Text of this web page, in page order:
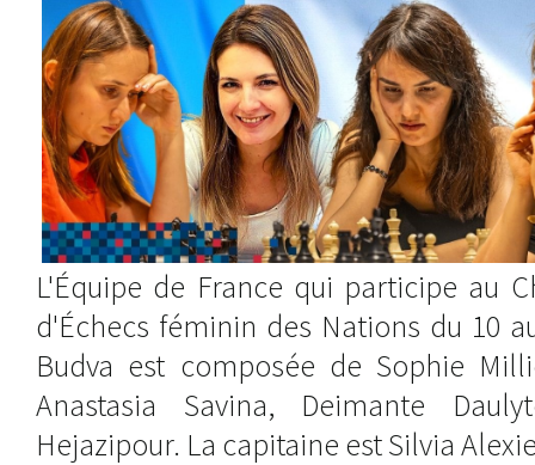
L'Équipe de France qui participe au
d'Échecs féminin des Nations du 10
Budva est composée de Sophie
Anastasia Savina, Deimante
Hejazipour. La capitaine est Silvia